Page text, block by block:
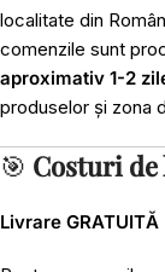
localitate din
comenzile sunt
aproximativ 1-2
produselor și zona
🎯 Costuri
Livrare GRATUITĂ